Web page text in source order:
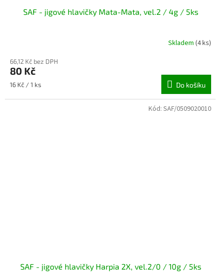
SAF - jigové hlavičky Mata-Mata, vel.2 / 4g / 5ks
Skladem (4 ks)
66,12 Kč bez DPH
80 Kč
Měrná
16 Kč / 1 ks Do košíku
SAF - jigové hlavičky Harpia 2X, vel.2/0 / 10g / 5ks
Kód: SAF/0509020010